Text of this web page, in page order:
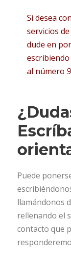
Si desea
servicios de
dude en
escribiendo
al número
Puede
llamándonos
rellenando el
contacto que